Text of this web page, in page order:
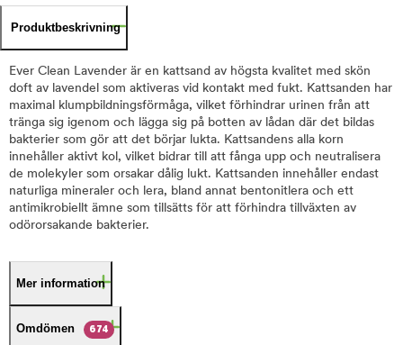
Produktbeskrivning
Ever Clean Lavender är en kattsand av högsta kvalitet med skön
doft av lavendel som aktiveras vid kontakt med fukt. Kattsanden har
maximal klumpbildningsförmåga, vilket förhindrar urinen från att
tränga sig igenom och lägga sig på botten av lådan där det bildas
bakterier som gör att det börjar lukta. Kattsandens alla korn
innehåller aktivt kol, vilket bidrar till att fånga upp och neutralisera
de molekyler som orsakar dålig lukt. Kattsanden innehåller endast
naturliga mineraler och lera, bland annat bentonitlera och ett
antimikrobiellt ämne som tillsätts för att förhindra tillväxten av
odörorsakande bakterier.
Mer information
Omdömen 674